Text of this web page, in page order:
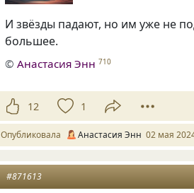
И звёзды падают, но им уже не
большее.
©Анастасия Энн 710
12 1
Опубликовала Анастасия Энн 02 мая
#871613